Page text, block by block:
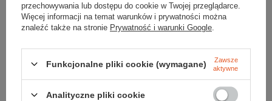
Potrzebujesz pomocy? Masz pytania?
Zadaj pytanie a my odpowiemy niezwłocznie, najciekawsze pytania i
odpowiedzi publikując dla innych.
przechowywania lub dostępu do cookie w Twojej przeglądarce.
Więcej informacji na temat warunków i prywatności można
znaleźć także na stronie Prywatność i warunki Google
Funkcjonalne pliki cookie (wymagane)
Zawsze
aktywne
Analityczne pliki cookie